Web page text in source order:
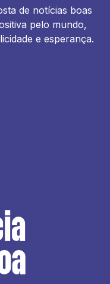
de notícias boas
pelo mundo,
e esperança.